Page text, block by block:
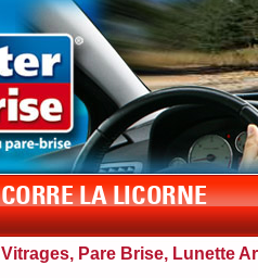
Vitrages, Pare Brise, Lunette